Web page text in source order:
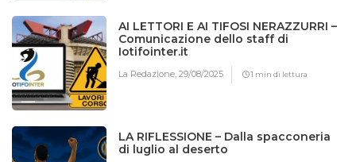
AI LETTORI E AI TIFOSI NERAZZURRI –
Comunicazione dello staff di
Iotifointer.it
La Redazione,29/08/2025 1 min di lettura
LA RIFLESSIONE – Dalla spacconeria
di luglio al deserto